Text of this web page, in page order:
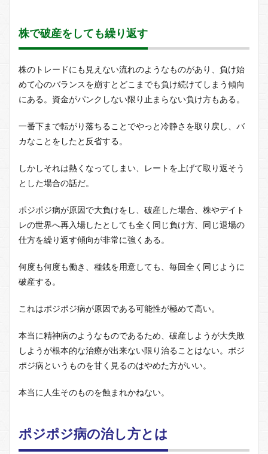
株で破産をしても繰り返す
株のトレードにも見えない流れのようなものがあり、負け始
めて心のバランスを崩すとどこまでも負け続けてしまう傾向
にある。資金がパンクしない限り止まらない負け方もある。
一番下まで転がり落ちることでやっと冷静さを取り戻し、バ
カなことをしたと反省する。
しかしそれは熱くなってしまい、レートを上げて取り返そう
とした場合の話だ。
ポジポジ病が原因で大負けをし、破産した場合、株やデイト
レの世界へ再入場したとしても全く同じ負け方、同じ退場の
仕方を繰り返す傾向が非常に強くある。
何度も何度も働き、種銭を用意しても、毎回全く同じように
破産する。
これはポジポジ病が原因である可能性が極めて高い。
本当に精神病のようなものであるため、破産しようが大失敗
しようが根本的な治療が出来ない限り治ることはない。ポジ
ポジ病というものを甘く見るのはやめた方がいい。
本当に人生そのものを蝕まれかねない。
ポジポジ病の治し方とは